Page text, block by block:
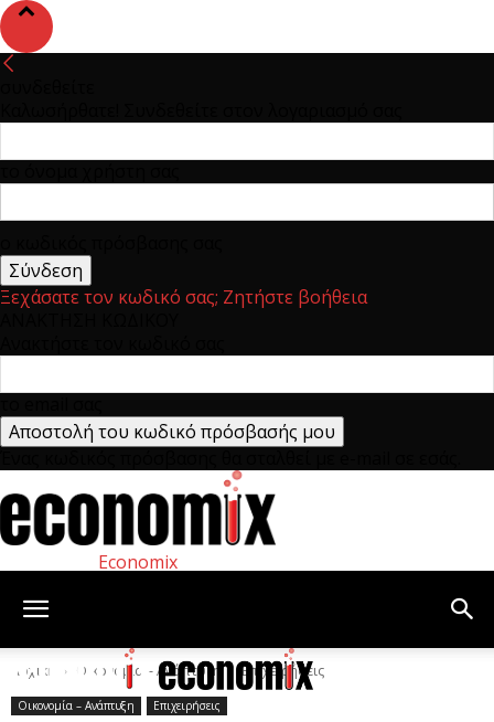
Ξεχάσατε τον κωδικό σας; Ζητήστε βοήθεια
Economix
Αρχική Οικονομία – Ανάπτυξη Επιχειρήσεις
Οικονομία – Ανάπτυξη Επιχειρήσεις